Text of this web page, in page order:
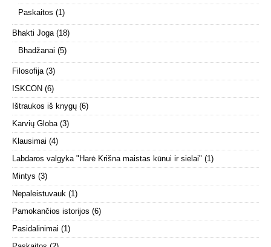
Paskaitos (1)
Bhakti Joga (18)
Bhadžanai (5)
Filosofija (3)
ISKCON (6)
Ištraukos iš knygų (6)
Karvių Globa (3)
Klausimai (4)
Labdaros valgyka "Harė Krišna maistas kūnui ir sielai" (1)
Mintys (3)
Nepaleistuvauk (1)
Pamokančios istorijos (6)
Pasidalinimai (1)